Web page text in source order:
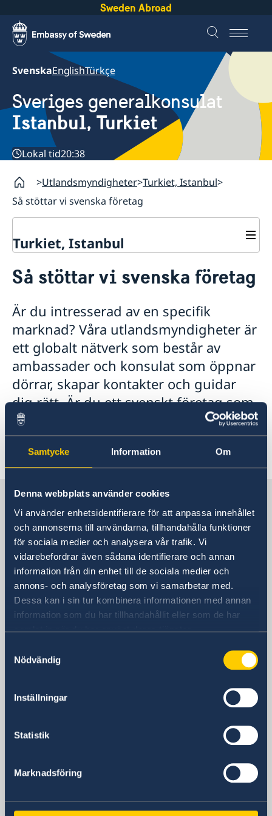
Samtycke Information Om
Denna webbplats använder cookies
Vi använder enhetsidentifierare för att anpassa innehållet
och annonserna till användarna, tillhandahålla funktioner
för sociala medier och analysera vår trafik. Vi
vidarebefordrar även sådana identifierare och annan
information från din enhet till de sociala medier och
annons- och analysföretag som vi samarbetar med.
Dessa kan i sin tur kombinera informationen med annan
information som du har tillhandahållit eller som de har
samlat in när du har använt deras tjänster.
Nödvändig
Inställningar
Statistik
Marknadsföring
Sweden Abroad
SvenskaEnglishTürkçe
Sveriges generalkonsulat
Istanbul, Turkiet
Lokal tid20:38
Utlandsmyndigheter Turkiet, Istanbul
Så stöttar vi svenska företag
Turkiet, Istanbul
Om oss
GDPR
Vi är en resurs för svenska företag
Team Sweden
Så kan du få stöd
Svenska företag i Turkiet
Anmäl handelshinder
Aktuellt
Så stöttar vi svenska företag
Är du intresserad av en specifik
marknad? Våra utlandsmyndigheter är
ett globalt nätverk som består av
ambassader och konsulat som öppnar
dörrar, skapar kontakter och guidar
dig rätt. Är du ett svenskt företag som
behöver hjälp? Här hittar du allt du
behöver för att ta nästa steg – enkelt
och samlat.
Sverige i Turkiet
Sveriges Generalkonsulat
Besöksadress
---
Istiklal Caddesi 247, västra ingången
(Sveriges Generalkonsulat och Svenska
Şah Kulu Bostan Sk, södra ingången
Postadress
P.K. 125
Türkiye
Svenska konsulat